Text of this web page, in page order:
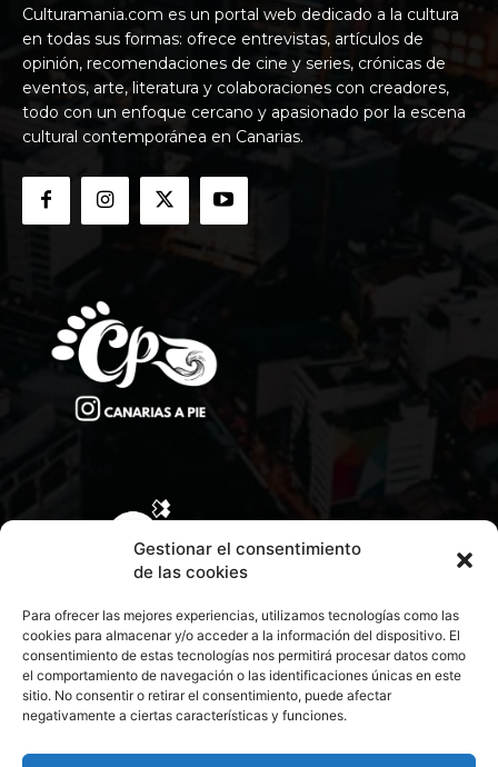
Gestionar el consentimiento
de las cookies
Para ofrecer las mejores experiencias, utilizamos tecnologías como las
cookies para almacenar y/o acceder a la información del dispositivo. El
consentimiento de estas tecnologías nos permitirá procesar datos como
el comportamiento de navegación o las identificaciones únicas en este
sitio. No consentir o retirar el consentimiento, puede afectar
negativamente a ciertas características y funciones.
Culturamania.com es un portal web dedicado a la cultura
en todas sus formas: ofrece entrevistas, artículos de
opinión, recomendaciones de cine y series, crónicas de
eventos, arte, literatura y colaboraciones con creadores,
todo con un enfoque cercano y apasionado por la escena
cultural contemporánea en Canarias.
CONTACTA CON NOSOTROS